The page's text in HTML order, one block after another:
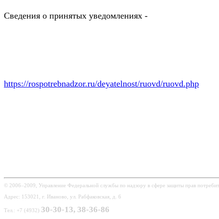
Сведения о принятых уведомлениях -
https://rospotrebnadzor.ru/deyatelnost/ruovd/ruovd.php
© 2006–2009, Управление Федеральной службы по надзору в сфере защиты прав
Адрес: 153021, г. Иваново, ул. Рабфаковская, д. 6
Тел.: +7 (4932) 30-30-13, 38-36-86